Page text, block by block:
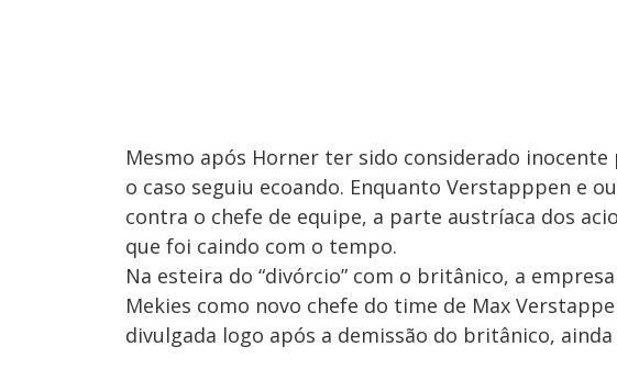
Mesmo após Horner ter sido considerado
o caso seguiu ecoando. Enquanto Verstapppen e
contra o chefe de equipe, a parte austríaca dos
que foi caindo com o tempo.
Na esteira do “divórcio” com o britânico, a
Mekies como novo chefe do time de Max
divulgada logo após a demissão do britânico,